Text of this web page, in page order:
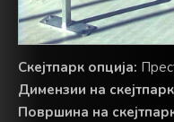
Скејтпарк опција:
Димензии на
Површина на